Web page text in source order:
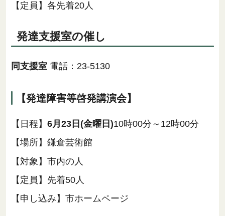
【定員】各先着20人
発達支援室の催し
同支援室 電話：23-5130
【発達障害等啓発講演会】
【日程】 6月23日(金曜日)10時00分～12時00分
【場所】鎌倉芸術館
【対象】市内の人
【定員】先着50人
【申し込み】市ホームページ